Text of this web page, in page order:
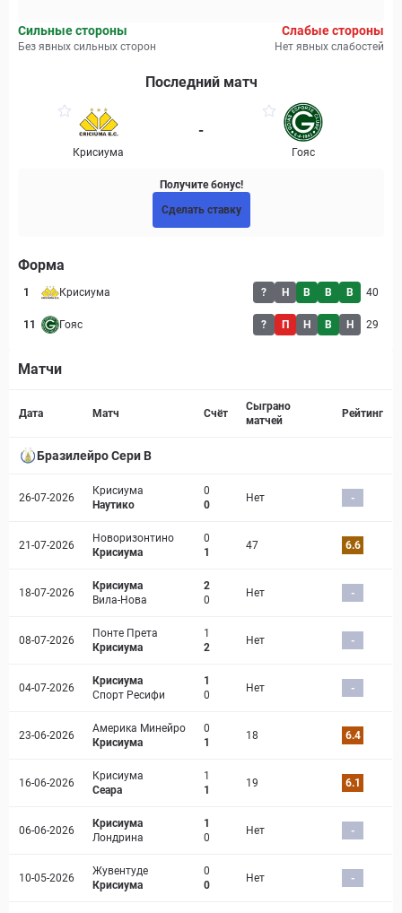
Сильные стороны
Без явных сильных сторон
Слабые стороны
Нет явных слабостей
Последний матч
Крисиума
-
Гояс
Получите бонус!
Сделать ставку
Форма
1 Крисиума ? Н В В В 40
11 Гояс ? П Н В Н 29
Матчи
Страница матча
Дата Матч Счёт
Сыграно
матчей
Рейтинг
Бразилейро Сери B
26-07-2026
Крисиума
Наутико
0
0
Нет -
21-07-2026
Новоризонтино
Крисиума
0
1
47 6.6
18-07-2026
Крисиума
Вила-Нова
2
0
Нет -
08-07-2026
Понте Прета
Крисиума
1
2
Нет -
04-07-2026
Крисиума
Спорт Ресифи
1
0
Нет -
23-06-2026
Америка Минейро
Крисиума
0
1
18 6.4
16-06-2026
Крисиума
Сеара
1
1
19 6.1
06-06-2026
Крисиума
Лондрина
1
0
Нет -
10-05-2026
Жувентуде
Крисиума
0
0
Нет -